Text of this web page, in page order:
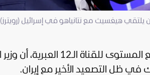
هيغسيث مع نتانياهو في إسرائيل (رويترز)
وزير الدفاع الأميركي بيت هيغسيث سيصل إلى
في ظل التصعيد الأخير مع إيران.